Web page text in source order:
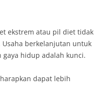
ekstrem atau pil diet tidak
berkelanjutan untuk
hidup adalah kunci.
dapat lebih